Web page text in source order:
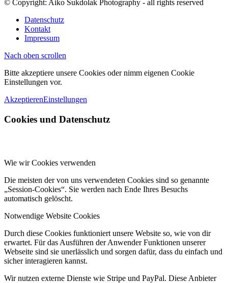
© Copyright: Aiko Sukdolak Photography - all rights reserved
Datenschutz
Kontakt
Impressum
Nach oben scrollen
Bitte akzeptiere unsere Cookies oder nimm eigenen Cookie
Einstellungen vor.
AkzeptierenEinstellungen
Cookies und Datenschutz
Wie wir Cookies verwenden
Die meisten der von uns verwendeten Cookies sind so genannte
„Session-Cookies“. Sie werden nach Ende Ihres Besuchs
automatisch gelöscht.
Notwendige Website Cookies
Durch diese Cookies funktioniert unsere Website so, wie von dir
erwartet. Für das Ausführen der Anwender Funktionen unserer
Webseite sind sie unerlässlich und sorgen dafür, dass du einfach und
sicher interagieren kannst.
Wir nutzen externe Dienste wie Stripe und PayPal. Diese Anbieter